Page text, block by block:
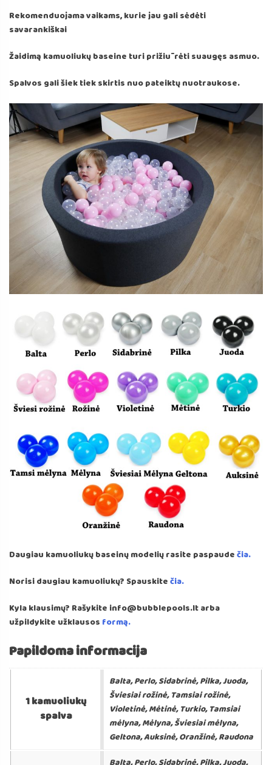
Rekomenduojama vaikams, kurie jau gali sėdėti
savarankiškai
Žaidimą kamuoliukų baseine turi prižiūrėti suaugęs asmuo.
Spalvos gali šiek tiek skirtis nuo pateiktų nuotraukose.
Daugiau kamuoliukų baseinų modelių rasite paspaudečia.
Norisi daugiau kamuoliukų? Spauskitečia.
Kyla klausimų? Rašykite info@bubblepools.lt arba
užpildykite užklausos formą.
Papildoma informacija
1 kamuoliukų
spalva
Balta, Perlo, Sidabrinė, Pilka, Juoda,
Šviesiai rožinė, Tamsiai rožinė,
Violetinė, Mėtinė, Turkio, Tamsiai
mėlyna, Mėlyna, Šviesiai mėlyna,
Geltona, Auksinė, Oranžinė, Raudona